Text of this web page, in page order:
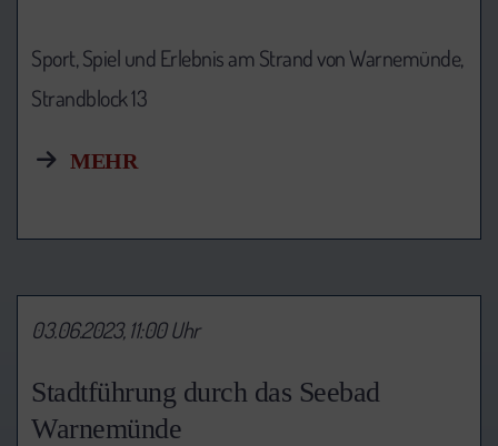
Sport, Spiel und Erlebnis am Strand von Warnemünde,
Strandblock 13
MEHR
Stadtführung durch das Seebad
Warnemünde
03.06.2023, 11:00 Uhr